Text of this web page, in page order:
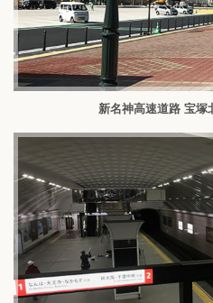
新名神高速道路 宝塚